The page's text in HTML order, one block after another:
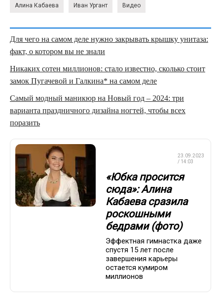
Алина Кабаева Иван Ургант Видео
Для чего на самом деле нужно закрывать крышку унитаза:
факт, о котором вы не знали
Никаких сотен миллионов: стало известно, сколько стоит
замок Пугачевой и Галкина* на самом деле
Самый модный маникюр на Новый год – 2024: три
варианта праздничного дизайна ногтей, чтобы всех
поразить
23.09.2023
/ 14:03
«Юбка просится
сюда»: Алина
Кабаева сразила
роскошными
бедрами (фото)
Эффектная гимнастка даже
спустя 15 лет после
завершения карьеры
остается кумиром
миллионов